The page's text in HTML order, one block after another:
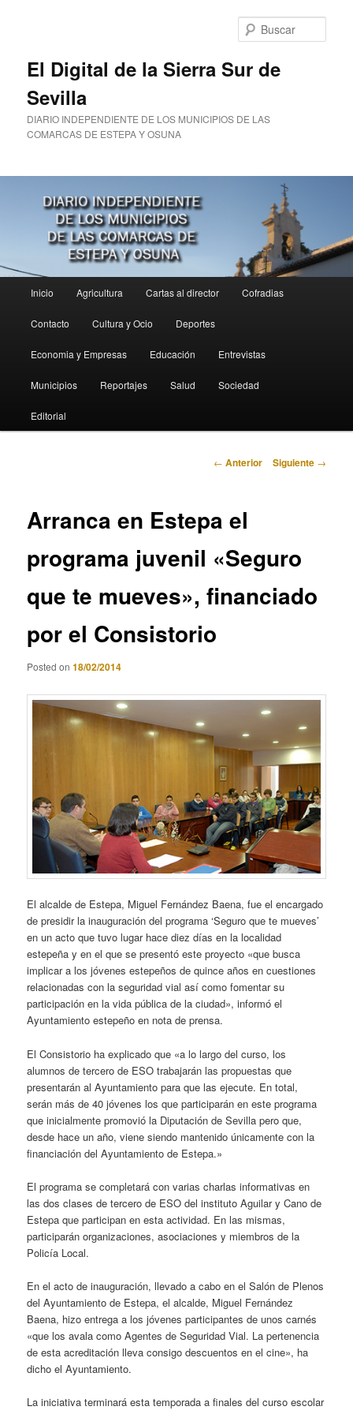
El Digital de la Sierra Sur de
Sevilla
DIARIO INDEPENDIENTE DE LOS MUNICIPIOS DE LAS
COMARCAS DE ESTEPA Y OSUNA
principal
Inicio Agricultura Cartas al director Cofradias
Contacto Cultura y Ocio Deportes
Economia y Empresas Educación Entrevistas
Municipios Reportajes Salud Sociedad
Editorial
Navegación
← Anterior Siguiente →
Arranca en Estepa el
programa juvenil «Seguro
que te mueves», financiado
por el Consistorio
Posted on18/02/2014
El alcalde de Estepa, Miguel Fernández Baena, fue el encargado
de presidir la inauguración del programa ‘Seguro que te mueves’
en un acto que tuvo lugar hace diez días en la localidad
estepeña y en el que se presentó este proyecto «que busca
implicar a los jóvenes estepeños de quince años en cuestiones
relacionadas con la seguridad vial así como fomentar su
participación en la vida pública de la ciudad», informó el
Ayuntamiento estepeño en nota de prensa.
El Consistorio ha explicado que «a lo largo del curso, los
alumnos de tercero de ESO trabajarán las propuestas que
presentarán al Ayuntamiento para que las ejecute. En total,
serán más de 40 jóvenes los que participarán en este programa
que inicialmente promovió la Diputación de Sevilla pero que,
desde hace un año, viene siendo mantenido únicamente con la
financiación del Ayuntamiento de Estepa.»
El programa se completará con varias charlas informativas en
las dos clases de tercero de ESO del instituto Aguilar y Cano de
Estepa que participan en esta actividad. En las mismas,
participarán organizaciones, asociaciones y miembros de la
Policía Local.
En el acto de inauguración, llevado a cabo en el Salón de Plenos
del Ayuntamiento de Estepa, el alcalde, Miguel Fernández
Baena, hizo entrega a los jóvenes participantes de unos carnés
«que los avala como Agentes de Seguridad Vial. La pertenencia
de esta acreditación lleva consigo descuentos en el cine», ha
dicho el Ayuntamiento.
La iniciativa terminará esta temporada a finales del curso escolar